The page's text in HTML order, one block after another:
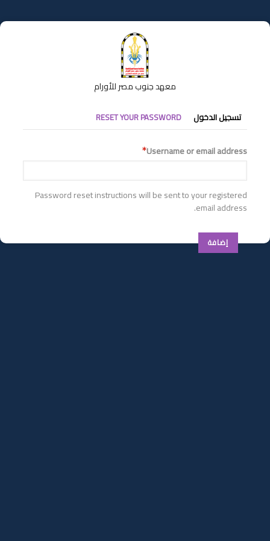
إلى
المحتوى
معهد جنوب مصر للأورام
التبويبات
الأساسية
تسجيل الدخول RESET YOUR PASSWORD
Username or email address
Password reset instructions will be sent to your registered
email address.